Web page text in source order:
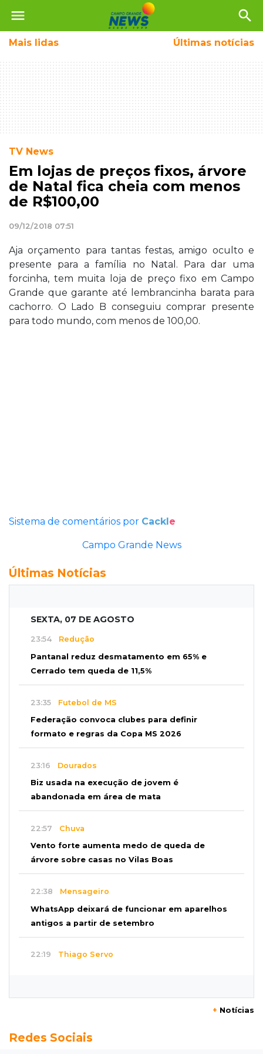
menu search
Mais lidas Últimas notícias
TV News
Em lojas de preços fixos, árvore
de Natal fica cheia com menos
de R$100,00
09/12/2018 07:51
Aja orçamento para tantas festas, amigo oculto e
presente para a família no Natal. Para dar uma
forcinha, tem muita loja de preço fixo em Campo
Grande que garante até lembrancinha barata para
cachorro. O Lado B conseguiu comprar presente
para todo mundo, com menos de 100,00.
Sistema de comentários por Cackle
Campo Grande News
Últimas Notícias
SEXTA, 07 DE AGOSTO
23:54 Redução
Pantanal reduz desmatamento em 65% e
Cerrado tem queda de 11,5%
23:35 Futebol de MS
Federação convoca clubes para definir
formato e regras da Copa MS 2026
23:16 Dourados
Biz usada na execução de jovem é
abandonada em área de mata
22:57 Chuva
Vento forte aumenta medo de queda de
árvore sobre casas no Vilas Boas
22:38 Mensageiro
WhatsApp deixará de funcionar em aparelhos
antigos a partir de setembro
22:19 Thiago Servo
Semana vai começar com 909 novas
+ Notícias
Redes Sociais